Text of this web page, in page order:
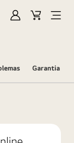
EntrarCarrinhoOpen
Garantia